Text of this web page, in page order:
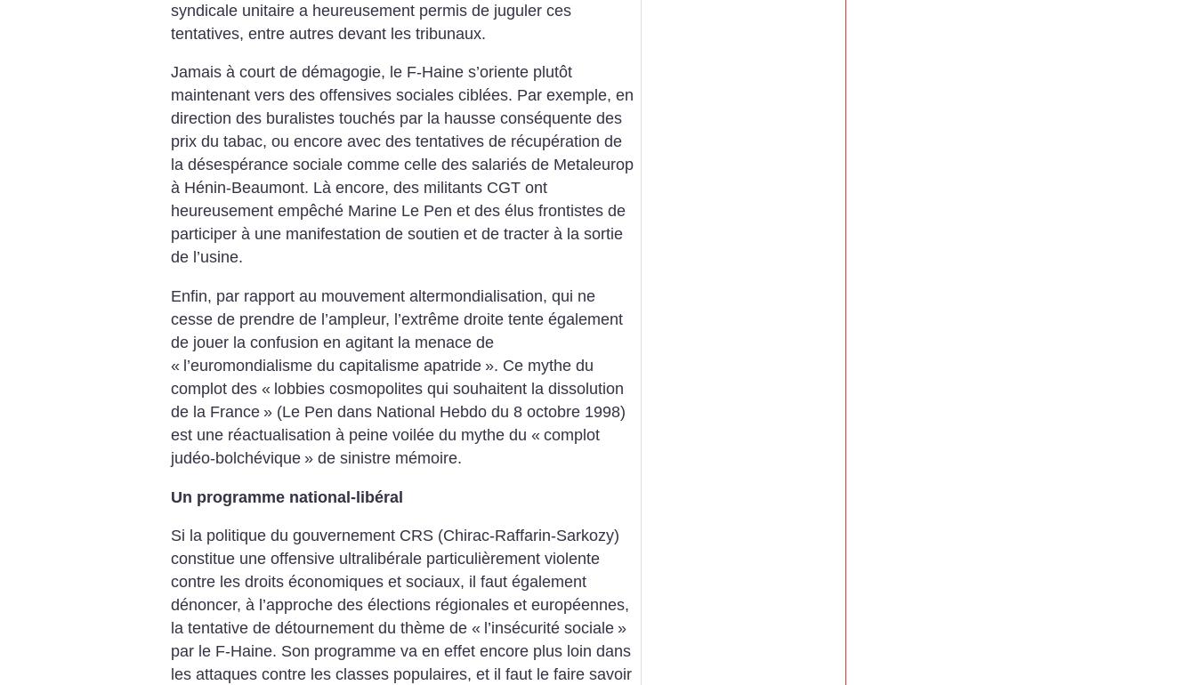
syndicale unitaire a heureusement permis de juguler ces
tentatives, entre autres devant les tribunaux.
Jamais à court de démagogie, le F-Haine s’oriente plutôt
maintenant vers des offensives sociales ciblées. Par exemple, en
direction des buralistes touchés par la hausse conséquente des
prix du tabac, ou encore avec des tentatives de récupération de
la désespérance sociale comme celle des salariés de Metaleurop
à Hénin-Beaumont. Là encore, des militants CGT ont
heureusement empêché Marine Le Pen et des élus frontistes de
participer à une manifestation de soutien et de tracter à la sortie
de l’usine.
Enfin, par rapport au mouvement altermondialisation, qui ne
cesse de prendre de l’ampleur, l’extrême droite tente également
de jouer la confusion en agitant la menace de
« l’euromondialisme du capitalisme apatride ». Ce mythe du
complot des « lobbies cosmopolites qui souhaitent la dissolution
de la France » (Le Pen dans National Hebdo du 8 octobre 1998)
est une réactualisation à peine voilée du mythe du « complot
judéo-bolchévique » de sinistre mémoire.
Un programme national-libéral
Si la politique du gouvernement CRS (Chirac-Raffarin-Sarkozy)
constitue une offensive ultralibérale particulièrement violente
contre les droits économiques et sociaux, il faut également
dénoncer, à l’approche des élections régionales et européennes,
la tentative de détournement du thème de « l’insécurité sociale »
par le F-Haine. Son programme va en effet encore plus loin dans
les attaques contre les classes populaires, et il faut le faire savoir